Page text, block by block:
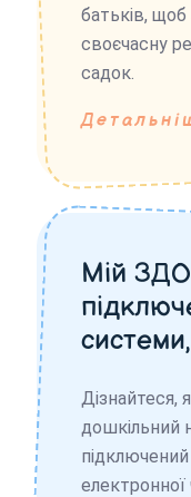
батьків,
своєчасну
садок.
Мій
Дізнайтеся,
дошкільний
електронної